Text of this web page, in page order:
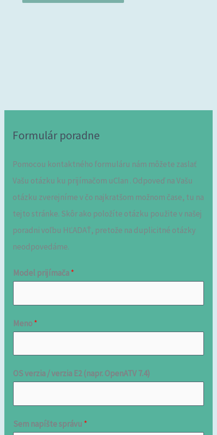
Formulár poradne
Pomocou kontaktného formuláru nám môžete zaslať
Vašu otázku ku prijímačom uClan . Odpoveď na Vašu
otázku zverejníme v čo najkratšom možnom čase, tu na
tejto stránke. Skôr ako položíte otázku použite v našej
poradni voľbu HĽADAŤ, pretože na duplicitné otázky
neodpovedáme.
Model prijímača*
Meno*
OS verzia / verzia E2 (napr. OpenATV 7.4)
Sem napíšte správu *